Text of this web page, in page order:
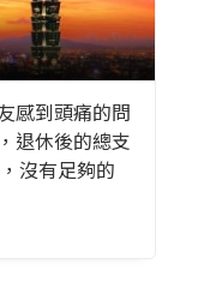
感到頭痛的問
退休後的總支
沒有足夠的